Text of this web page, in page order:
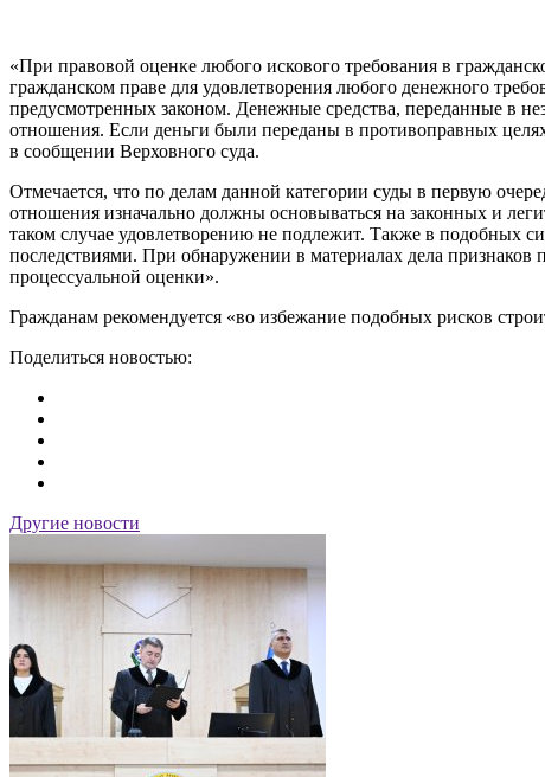
«При правовой оценке любого искового требования в
гражданском праве для удовлетворения любого денежного
предусмотренных законом. Денежные средства, переданные в
отношения. Если деньги были переданы в противоправных
в сообщении Верховного суда.
Отмечается, что по делам данной категории суды в первую
отношения изначально должны основываться на законных и
таком случае удовлетворению не подлежит. Также в подобных
последствиями. При обнаружении в материалах дела
процессуальной оценки».
Гражданам рекомендуется «во избежание подобных рисков
Поделиться новостью:
Другие новости